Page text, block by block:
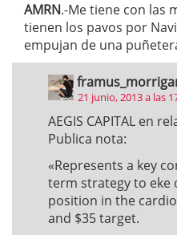
AMRN.-Me tiene con las
tienen los pavos por
empujan de una
21 junio, 2013 a las
AEGIS CAPITAL en
Publica nota:
«Represents a key
term strategy to eke
position in the
and $35 target.